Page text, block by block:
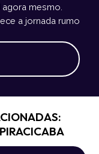
mesmo.
a jornada rumo